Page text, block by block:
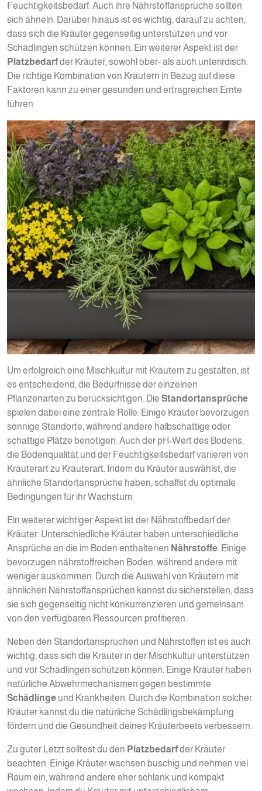
Feuchtigkeitsbedarf. Auch ihre Nährstoffansprüche sollten
sich ähneln. Darüber hinaus ist es wichtig, darauf zu achten,
dass sich die Kräuter gegenseitig unterstützen und vor
Schädlingen schützen können. Ein weiterer Aspekt ist der
Platzbedarfder Kräuter, sowohl ober- als auch unterirdisch.
Die richtige Kombination von Kräutern in Bezug auf diese
Faktoren kann zu einer gesunden und ertragreichen Ernte
führen.
Um erfolgreich eine Mischkultur mit Kräutern zu gestalten, ist
es entscheidend, die Bedürfnisse der einzelnen
Pflanzenarten zu berücksichtigen. Die Standortansprüche
spielen dabei eine zentrale Rolle. Einige Kräuter bevorzugen
sonnige Standorte, während andere halbschattige oder
schattige Plätze benötigen. Auch der pH-Wert des Bodens,
die Bodenqualität und der Feuchtigkeitsbedarf variieren von
Kräuterart zu Kräuterart. Indem du Kräuter auswählst, die
ähnliche Standortansprüche haben, schaffst du optimale
Bedingungen für ihr Wachstum.
Ein weiterer wichtiger Aspekt ist der Nährstoffbedarf der
Kräuter. Unterschiedliche Kräuter haben unterschiedliche
Ansprüche an die im Boden enthaltenen Nährstoffe. Einige
bevorzugen nährstoffreichen Boden, während andere mit
weniger auskommen. Durch die Auswahl von Kräutern mit
ähnlichen Nährstoffansprüchen kannst du sicherstellen, dass
sie sich gegenseitig nicht konkurrenzieren und gemeinsam
von den verfügbaren Ressourcen profitieren.
Neben den Standortansprüchen und Nährstoffen ist es auch
wichtig, dass sich die Kräuter in der Mischkultur unterstützen
und vor Schädlingen schützen können. Einige Kräuter haben
natürliche Abwehrmechanismen gegen bestimmte
Schädlinge und Krankheiten. Durch die Kombination solcher
Kräuter kannst du die natürliche Schädlingsbekämpfung
fördern und die Gesundheit deines Kräuterbeets verbessern.
Zu guter Letzt solltest du den Platzbedarfder Kräuter
beachten. Einige Kräuter wachsen buschig und nehmen viel
Raum ein, während andere eher schlank und kompakt